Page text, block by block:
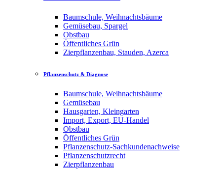
Baumschule, Weihnachtsbäume
Gemüsebau, Spargel
Obstbau
Öffentliches Grün
Zierpflanzenbau, Stauden, Azerca
Pflanzenschutz & Diagnose
Baumschule, Weihnachtsbäume
Gemüsebau
Hausgarten, Kleingarten
Import, Export, EU-Handel
Obstbau
Öffentliches Grün
Pflanzenschutz-Sachkundenachweise
Pflanzenschutzrecht
Zierpflanzenbau